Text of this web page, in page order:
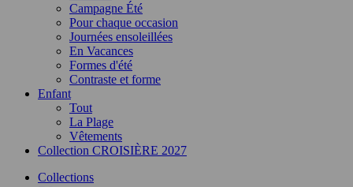
Campagne Été
Pour chaque occasion
Journées ensoleillées
En Vacances
Formes d'été
Contraste et forme
Enfant
Tout
La Plage
Vêtements
Collection CROISIÈRE 2027
Collections